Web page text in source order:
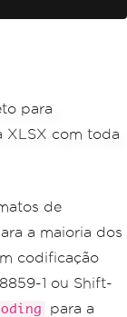
de
a maioria dos
codificação
1 ou Shift-
para a